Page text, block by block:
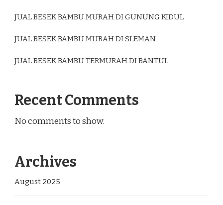
JUAL BESEK BAMBU MURAH DI GUNUNG KIDUL
JUAL BESEK BAMBU MURAH DI SLEMAN
JUAL BESEK BAMBU TERMURAH DI BANTUL
Recent Comments
No comments to show.
Archives
August 2025